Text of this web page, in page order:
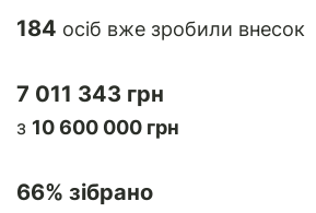
184 осіб вже зробили внесок
7 011 343 грн
з 10 600 000 грн
66% зібрано